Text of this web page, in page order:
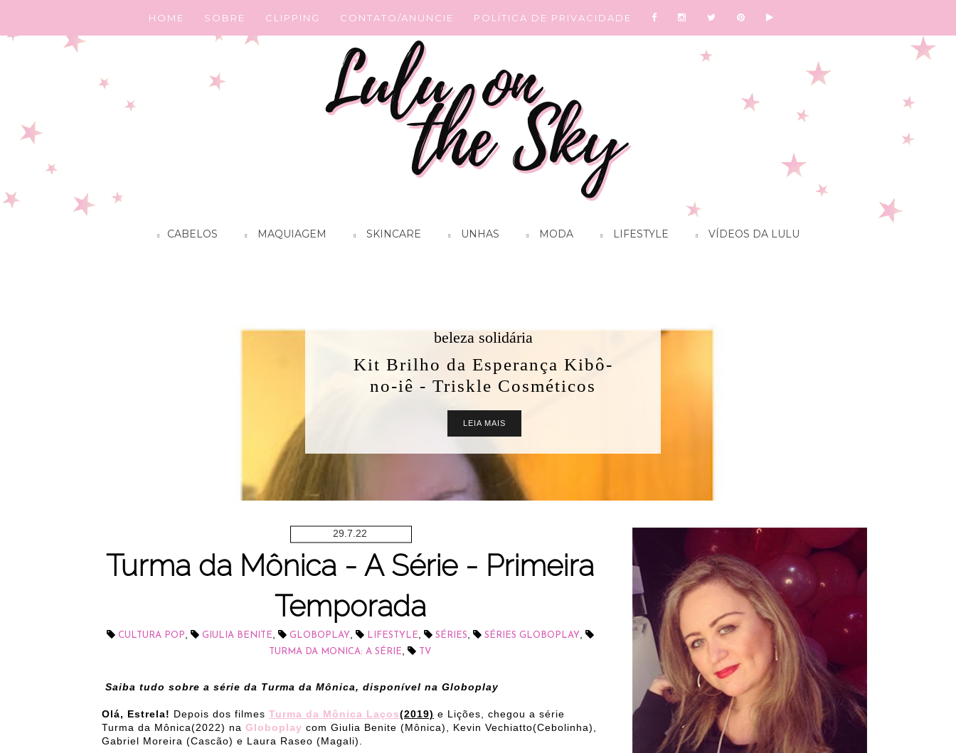
HOME SOBRE CLIPPING CONTATO/ANUNCIE POLÍTICA DE PRIVACIDADE
CABELOS MAQUIAGEM SKINCARE UNHAS MODA LIFESTYLE VÍDEOS DA LULU
beleza solidária
Kit Brilho da Esperança Kibô-
no-iê - Triskle Cosméticos
LEIA MAIS
29.7.22
Turma da Mônica - A Série - Primeira
Temporada
CULTURA POP GIULIA BENITE GLOBOPLAY, LIFESTYLE SÉRIES SÉRIES GLOBOPLAY,
TURMA DA MONICA: A SÉRIE TV
Saiba tudo sobre a série da Turma da Mônica, disponível na Globoplay
Olá, Estrela! Depois dos filmes Turma da Mônica Laços(2019) e Lições, chegou a série
Turma da Mônica(2022) na Globoplay com Giulia Benite (Mônica), Kevin Vechiatto(Cebolinha),
Gabriel Moreira (Cascão) e Laura Raseo (Magali).